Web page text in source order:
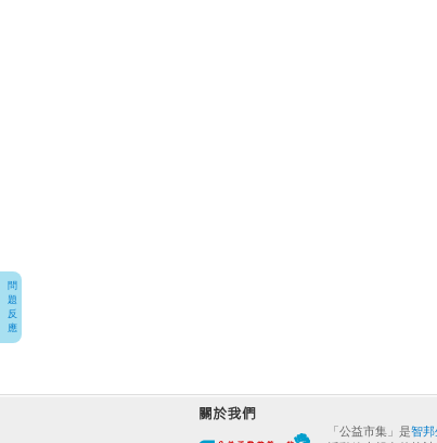
「公益市集」是智邦
問
題
反
應